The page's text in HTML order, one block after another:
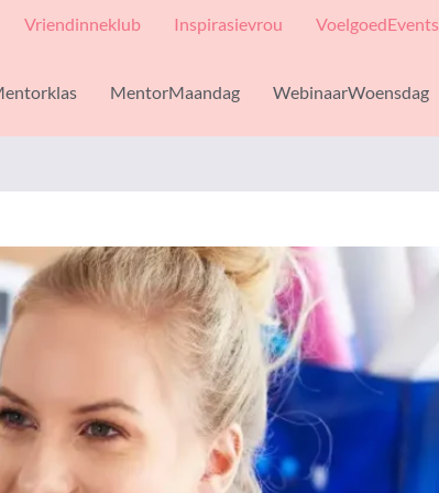
Vriendinneklub Inspirasievrou VoelgoedEvents
MentorMaandag WebinaarWoensdag